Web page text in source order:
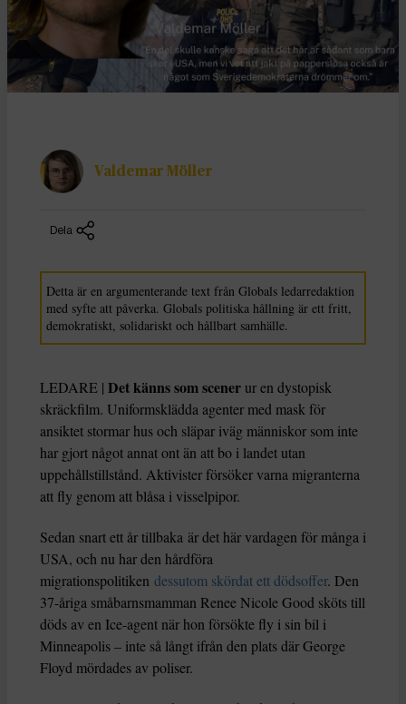
Valdemar Möller
Dela
Detta är en argumenterande text från Globals ledarredaktion
med syfte att påverka. Globals politiska hållning är ett fritt,
demokratiskt, solidariskt och hållbart samhälle.
LEDARE | Det känns som scenerur en dystopisk
skräckfilm. Uniformsklädda agenter med mask för
ansiktet stormar hus och släpar iväg människor som inte
har gjort något annat ont än att bo i landet utan
uppehållstillstånd. Aktivister försöker varna migranterna
att fly genom att blåsa i visselpipor.
Sedan snart ett år tillbaka är det här vardagen för många i
USA, och nu har den hårdföra
migrationspolitiken dessutom skördat ett dödsoffer. Den
37-åriga småbarnsmamman Renee Nicole Good sköts till
döds av en Ice-agent när hon försökte fly i sin bil i
Minneapolis – inte så långt ifrån den plats där George
Floyd mördades av poliser.